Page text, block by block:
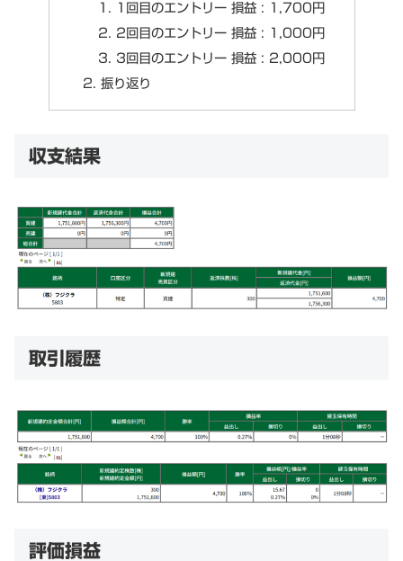
1回目のエントリー 損益 : 1,700円
2回目のエントリー 損益 : 1,000円
3回目のエントリー 損益 : 2,000円
振り返り
収支結果
取引履歴
評価損益